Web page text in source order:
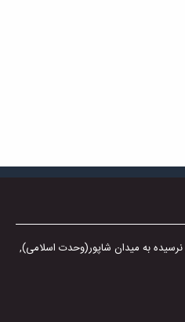
به میدان شاپور(وحدت اسلامی),